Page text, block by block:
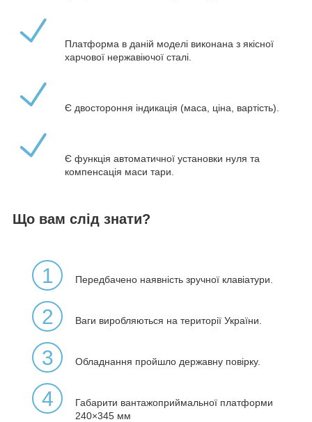
Платформа в даній моделі виконана з якісної
харчової нержавіючої сталі.
Є двостороння індикація (маса, ціна, вартість).
Є функція автоматичної установки нуля та
компенсація маси тари.
Що вам слід знати?
1 Передбачено наявність зручної клавіатури.
2 Ваги виробляються на території України.
3 Обладнання пройшло державну повірку.
4
Габарити вантажоприймальної платформи
240×345 мм